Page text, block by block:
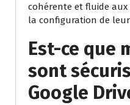
cohérente et fluide
la configuration de
Est-ce que
sont
Google